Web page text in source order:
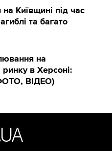
на Київщині під час
та багато
на
в Херсоні:
ВІДЕО)